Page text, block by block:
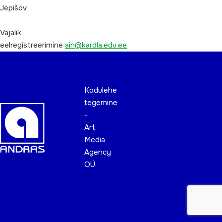
Jepišov.
Vajalik
eelregistreerimine ain@kardla.edu.ee
Kodulehe
tegemine
-
Art
Media
Agency
OÜ